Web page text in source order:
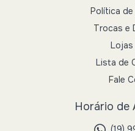
Política
Trocas e
Lojas
Lista de
Fale
Horário de